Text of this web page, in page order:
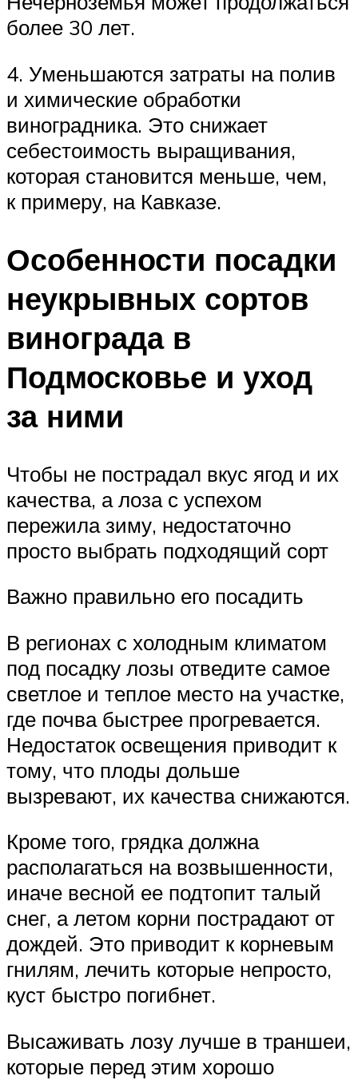
более 30 лет.
4. Уменьшаются затраты на полив
и химические обработки
виноградника. Это снижает
себестоимость выращивания,
которая становится меньше, чем,
к примеру, на Кавказе.
Особенности посадки
неукрывных сортов
винограда в
Подмосковье и уход
за ними
Чтобы не пострадал вкус ягод и их
качества, а лоза с успехом
пережила зиму, недостаточно
просто выбрать подходящий сорт
Важно правильно его посадить
В регионах с холодным климатом
под посадку лозы отведите самое
светлое и теплое место на участке,
где почва быстрее прогревается.
Недостаток освещения приводит к
тому, что плоды дольше
вызревают, их качества снижаются.
Кроме того, грядка должна
располагаться на возвышенности,
иначе весной ее подтопит талый
снег, а летом корни пострадают от
дождей. Это приводит к корневым
гнилям, лечить которые непросто,
куст быстро погибнет.
Высаживать лозу лучше в траншеи,
которые перед этим хорошо